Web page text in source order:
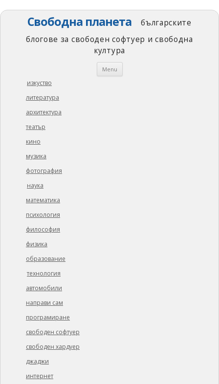
Свободна планета
българските
блогове за свободен софтуер и свободна
култура
Menu Skip
изкуство
литература
архитектура
театър
кино
музика
фотография
наука
математика
психология
философия
физика
образование
технология
автомобили
направи сам
програмиране
свободен софтуер
свободен хардуер
джаджи
интернет